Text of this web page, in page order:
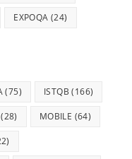
EXPOQA (24)
(75) ISTQB (166)
(28) MOBILE (64)